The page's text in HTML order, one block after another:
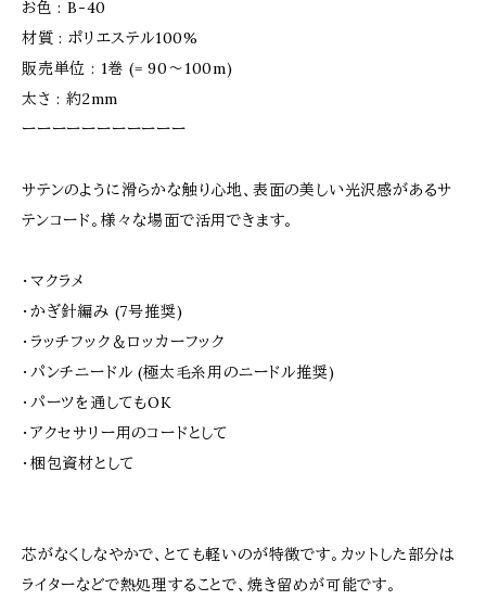
お色 : B-40
材質 : ポリエステル100%
販売単位 : 1巻 (= 90〜100m)
太さ : 約2mm
ーーーーーーーーーーー
サテンのように滑らかな触り心地、表面の美しい光沢感があるサ
テンコード。様々な場面で活用できます。
・マクラメ
・かぎ針編み (7号推奨)
・ラッチフック＆ロッカーフック
・パンチニードル (極太毛糸用のニードル推奨)
・パーツを通してもOK
・アクセサリー用のコードとして
・梱包資材として
芯がなくしなやかで、とても軽いのが特徴です。カットした部分は
ライターなどで熱処理することで、焼き留めが可能です。